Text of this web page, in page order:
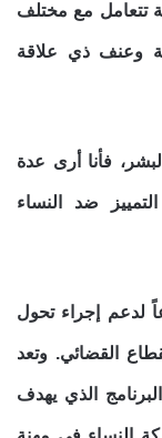
تتعامل مع مختلف
وعنف ذي علاقة
فأنا أرى عدة
ضد النساء
لدعم إجراء تحول
القضائي. وتعد
الذي يهدف